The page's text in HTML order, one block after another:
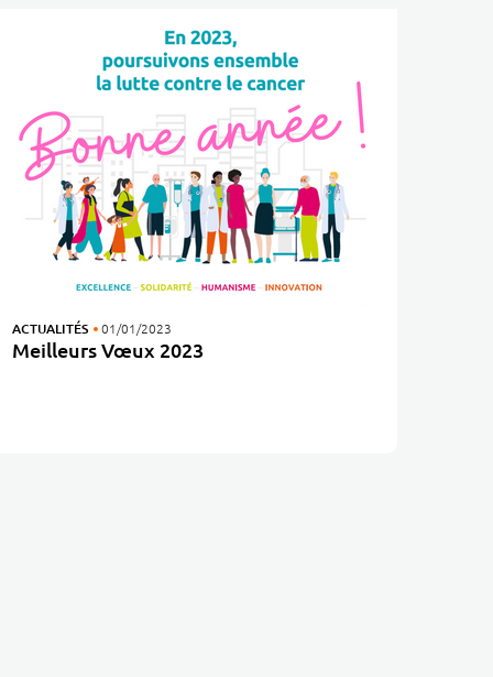
Meilleurs Vœux 2023
ACTUALITÉS 01/01/2023